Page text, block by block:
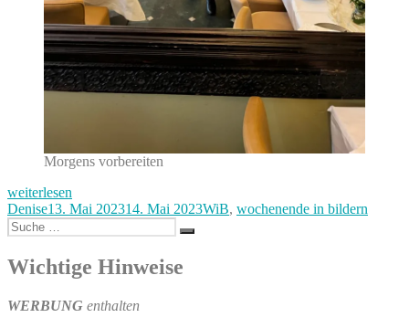
Morgens vorbereiten
„1/2
Wochenende
in
Bildern
–
ich
weiterlesen
Autor
DeniseVeröffentlicht
am
13. Mai 202314. Mai 2023Kategorien
WiB, wochenende in bildern
Suche
nach:
Suchen
Wichtige Hinweise
WERBUNG enthalten